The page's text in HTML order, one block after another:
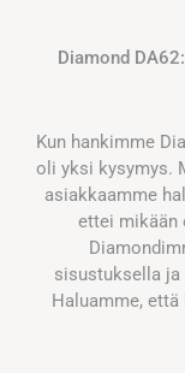
Diamond
Kun hankimme
oli yksi kysymys.
asiakkaamme
ettei mikään
sisustuksella ja
Haluamme,